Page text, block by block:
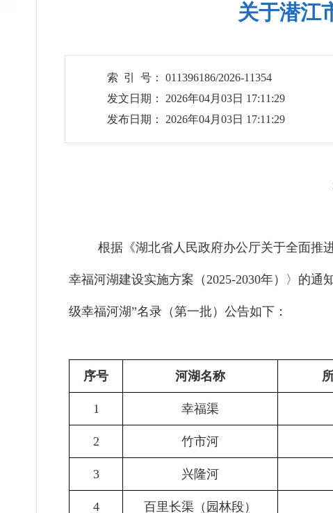
关于潜江
索 引 号： 011396186/2026-11354
发文日期： 2026年04月03日 17:11:29
发布日期： 2026年04月03日 17:11:29
根据《湖北省人民政府办公厅关于全面推
幸福河湖建设实施方案（2025-2030年） 〉 的通
级幸福河湖”名录（第一批）公告如下：
序号 河湖名称
1 幸福渠
2 竹市河
3 兴隆河
4 百里长渠（园林段）